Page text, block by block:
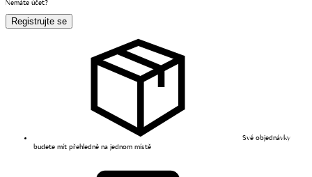
Nemáte účet?
Registrujte se
Své objednávky
budete mít přehledně na jednom místě